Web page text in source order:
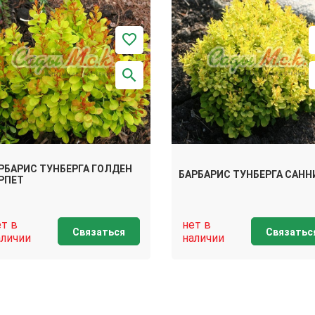
ТУНБЕРГА ГОЛДЕН
в
Связаться
БАРБАРИС ТУНБЕРГА
нет в
наличии